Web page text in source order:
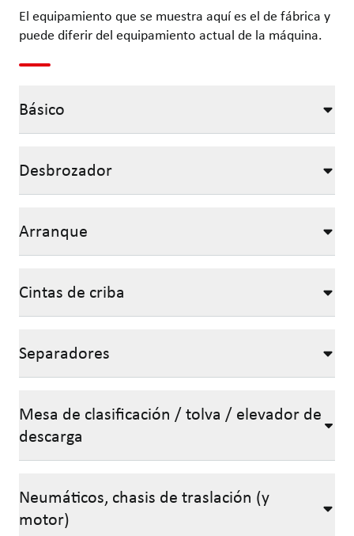
El equipamiento que se muestra aquí es el de fábrica y
puede diferir del equipamiento actual de la máquina.
Básico
Desbrozador
Arranque
Cintas de criba
Separadores
Mesa de clasificación / tolva / elevador de
descarga
Neumáticos, chasis de traslación (y
motor)